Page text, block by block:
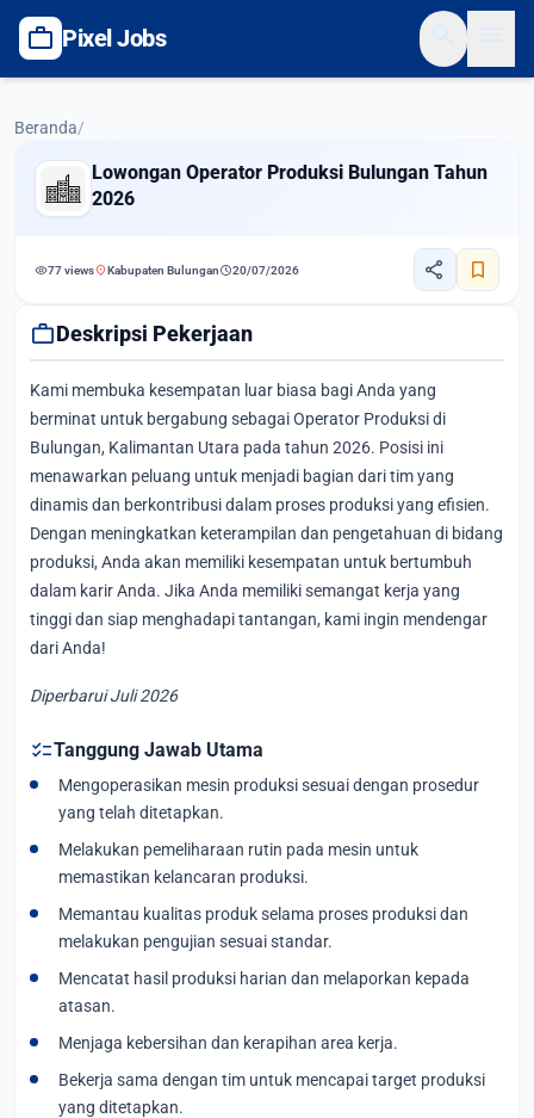
work Pixel Jobs
Beranda/
Lowongan Operator Produksi Bulungan Tahun
2026
visibility77 viewslocation_onKabupaten Bulunganschedule20/07/2026 share bookmark
workDeskripsi Pekerjaan
Kami membuka kesempatan luar biasa bagi Anda yang
berminat untuk bergabung sebagai Operator Produksi di
Bulungan, Kalimantan Utara pada tahun 2026. Posisi ini
menawarkan peluang untuk menjadi bagian dari tim yang
dinamis dan berkontribusi dalam proses produksi yang efisien.
Dengan meningkatkan keterampilan dan pengetahuan di bidang
produksi, Anda akan memiliki kesempatan untuk bertumbuh
dalam karir Anda. Jika Anda memiliki semangat kerja yang
tinggi dan siap menghadapi tantangan, kami ingin mendengar
dari Anda!
Diperbarui Juli 2026
checklistTanggung Jawab Utama
Mengoperasikan mesin produksi sesuai dengan prosedur
yang telah ditetapkan.
Melakukan pemeliharaan rutin pada mesin untuk
memastikan kelancaran produksi.
Memantau kualitas produk selama proses produksi dan
melakukan pengujian sesuai standar.
Mencatat hasil produksi harian dan melaporkan kepada
atasan.
Menjaga kebersihan dan kerapihan area kerja.
Bekerja sama dengan tim untuk mencapai target produksi
yang ditetapkan.